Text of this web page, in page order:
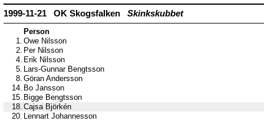
1999-11-21 OK Skogsfalken Skinkskubbet
Person
1. Owe Nilsson
2. Per Nilsson
4. Erik Nilsson
5. Lars-Gunnar Bengtsson
8. Göran Andersson
14. Bo Jansson
15. Bigge Bengtsson
18. Cajsa Björkén
20. Lennart Johannesson